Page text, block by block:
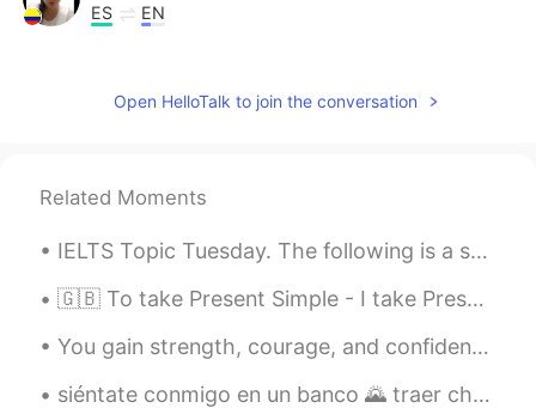
ES EN
poco te acostumbras.
Davinson 2020.11.11 16:34
ES EN
Eso puede pasar también al practicar
inglés, ten en cuenta que ella escucha
24/7 un nativo y tu unas pocas horas al
Open HelloTalk to join the conversation
Related Moments
IELTS Topic Tuesday. The following is a sample question that may be given on the speaking test. ...
🇬🇧 To take Present Simple - I take Present Continuous - I am taking Present Perfect - I have tak...
You gain strength, courage, and confidence by every experience in which you really stop to look f...
siéntate conmigo en un banco 🌄 traer churros, empanadas y tamales caseros🍴 cuéntame tu día, lo qu...